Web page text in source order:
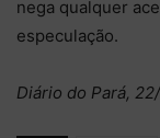
nega qualquer
especulação.
Diário do Pará,